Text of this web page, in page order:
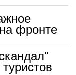
фронте